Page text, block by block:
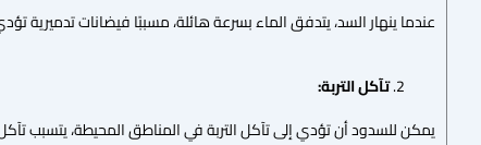
عندما ينهار السد، يتدفق الماء بسرعة هائلة، مسببًا فيضانات تدميرية
تآكل التربة:
يمكن للسدود أن تؤدي إلى تآكل التربة في المناطق المحيطة، يتسبب تآكل